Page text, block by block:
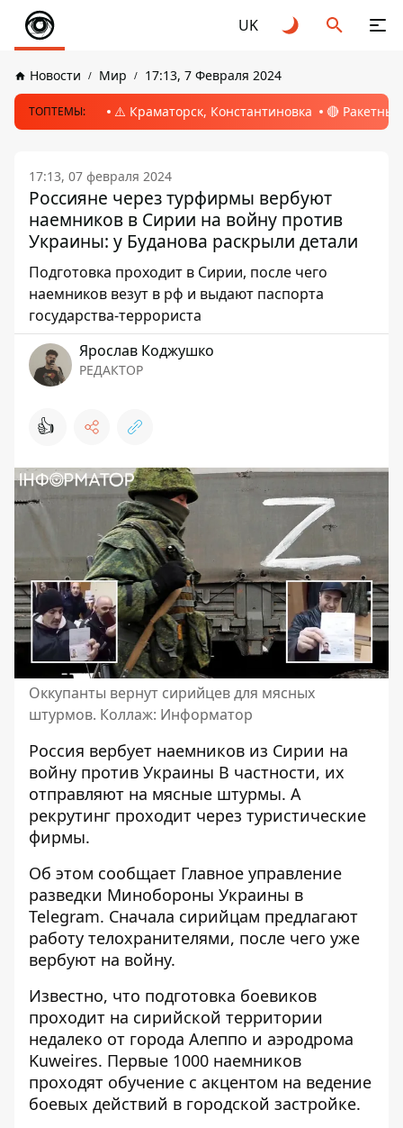
UK
Новости Мир 17:13, 7 Февраля 2024
ТОПТЕМЫ: ⚠️ Краматорск, Константиновка 🔴
17:13, 07 февраля 2024
Россияне через турфирмы вербуют
наемников в Сирии на войну против
Украины: у Буданова раскрыли детали
Подготовка проходит в Сирии, после чего
наемников везут в рф и выдают паспорта
государства-террориста
Ярослав Коджушко
РЕДАКТОР
👍
Оккупанты вернут сирийцев для мясных
штурмов. Коллаж: Информатор
Россия вербует наемников из Сирии на
войну против Украины В частности, их
отправляют на мясные штурмы. А
рекрутинг проходит через туристические
фирмы.
Об этом сообщает Главное управление
разведки Минобороны Украины в
Telegram. Сначала сирийцам предлагают
работу телохранителями, после чего уже
вербуют на войну.
Известно, что подготовка боевиков
проходит на сирийской территории
недалеко от города Алеппо и аэродрома
Kuweires. Первые 1000 наемников
проходят обучение с акцентом на ведение
боевых действий в городской застройке.